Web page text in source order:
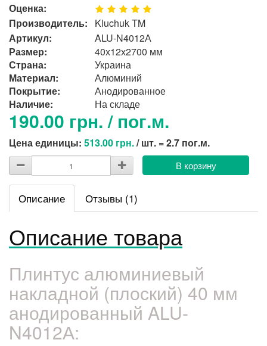
Оценка:
Производитель:
Kluchuk TM
Артикул:
ALU-N4012А
Размер:
40х12х2700 мм
Страна:
Украина
Материал:
Алюминий
Покрытие:
Анодированное
Наличие:
На складе
190.00 грн. / пог.м.
Цена единицы: 513.00 грн./ шт. = 2.7 пог.м.
В корзину
Описание Отзывы (1)
Описание товара
Плинтус алюминиевый
накладной (плоский) 40 мм
анодированный ALU-
N4012А: